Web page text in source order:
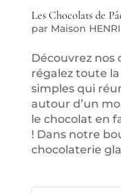
Les Chocolats de
par Maison HENRI
Découvrez nos
régalez toute la
simples qui
autour d’un
le chocolat en
! Dans notre
chocolaterie